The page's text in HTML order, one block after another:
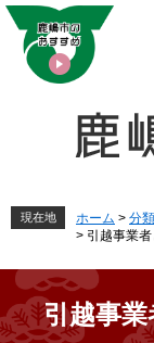
ペ
メ
現在地 ホーム > 分
> 引越事業
引越事